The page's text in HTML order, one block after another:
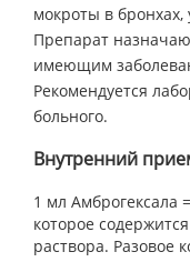
мокроты в бронхах,
Препарат
имеющим
Рекомендуется
больного.
Внутренний
1 мл Амброгексала
которое
раствора. Разовое